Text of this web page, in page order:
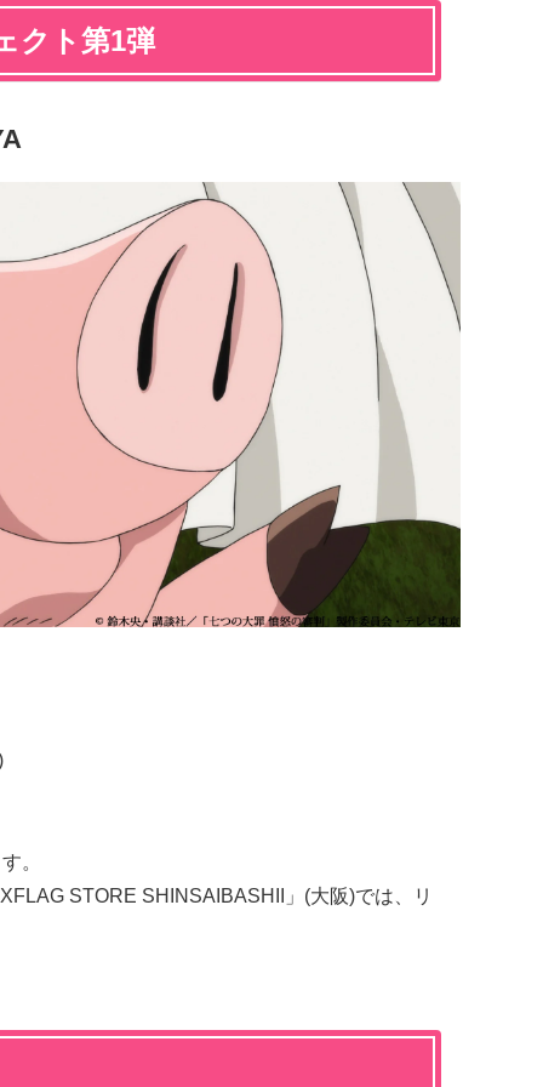
クト第1弾
。
STORE SHINSAIBASHII」(大阪)では、リ